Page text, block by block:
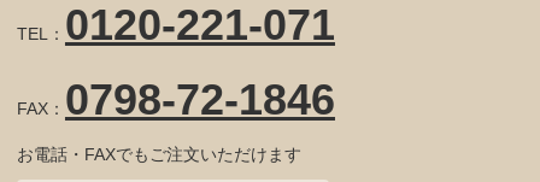
TEL： 0120-221-071
FAX： 0798-72-1846
お電話・FAXでもご注文いただけます